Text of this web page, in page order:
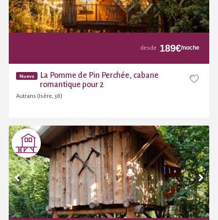
desde 189€/noche
Nuevo
La Pomme de Pin Perchée, cabane
romantique pour 2
Autrans (Isère, 38)